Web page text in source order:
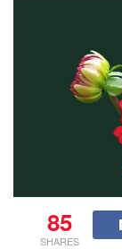
85
SHARES